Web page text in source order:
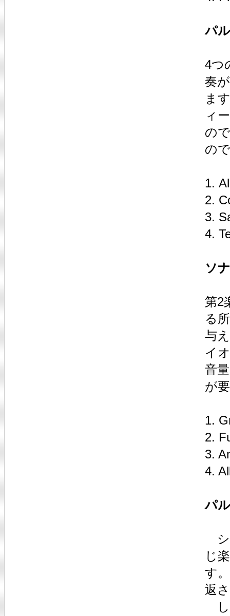
パ
4つ
奏
ま
ィ
の
の
1.
2.
3.
4.
ソ
第2
る
与
イ
音
が
1.
2.
3.
4.
パ
シ
じ
す
返
し